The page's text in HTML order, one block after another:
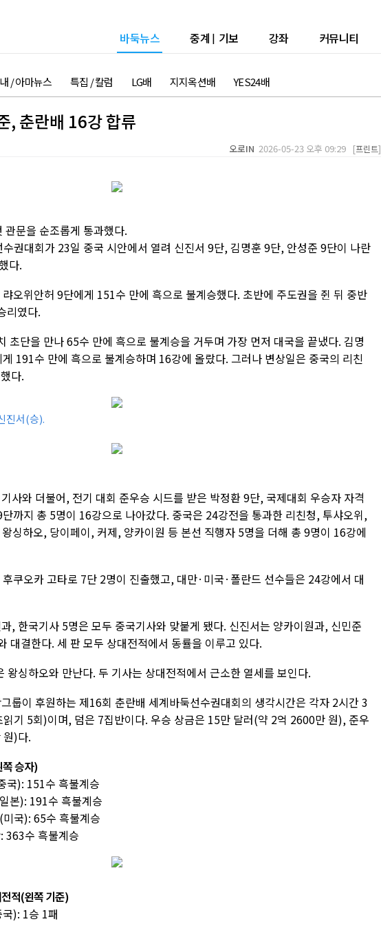
바둑뉴스 중계 | 기보 강좌 커뮤니티
/ 아마뉴스 특집 / 칼럼 LG배 지지옥션배 YES24배
, 춘란배 16강 합류
오로IN 2026-05-23 오후 09:29 [프린트]
문을 순조롭게 통과했다.
권대회가 23일 중국 시안에서 열려 신진서 9단, 김명훈 9단, 안성준 9단이 나란
다.
오위안허 9단에게 151수 만에 흑으로 불계승했다. 초반에 주도권을 쥔 뒤 중반
리였다.
초단을 만나 65수 만에 흑으로 불계승을 거두며 가장 먼저 대국을 끝냈다. 김명
191수 만에 흑으로 불계승하며 16강에 올랐다. 그러나 변상일은 중국의 리친
다.
진서(승).
사와 더불어, 전기 대회 준우승 시드를 받은 박정환 9단, 국제대회 우승자 자격
까지 총 5명이 16강으로 나아갔다. 중국은 24강전을 통과한 리친청, 투샤오위,
싱하오, 당이페이, 커제, 양카이원 등 본선 직행자 5명을 더해 총 9명이 16강에
쿠오카 고타로 7단 2명이 진출했고, 대만·미국·폴란드 선수들은 24강에서 대
, 한국기사 5명은 모두 중국기사와 맞붙게 됐다. 신진서는 양카이원과, 신민준
대결한다. 세 판 모두 상대전적에서 동률을 이루고 있다.
왕싱하오와 만난다. 두 기사는 상대전적에서 근소한 열세를 보인다.
룹이 후원하는 제16회 춘란배 세계바둑선수권대회의 생각시간은 각자 2시간 3
기 5회)이며, 덤은 7집반이다. 우승 상금은 15만 달러(약 2억 2600만 원), 준우
)다.
승자)
국): 151수 흑불계승
본): 191수 흑불계승
국): 65수 흑불계승
363수 흑불계승
적(왼쪽 기준)
): 1승 1패